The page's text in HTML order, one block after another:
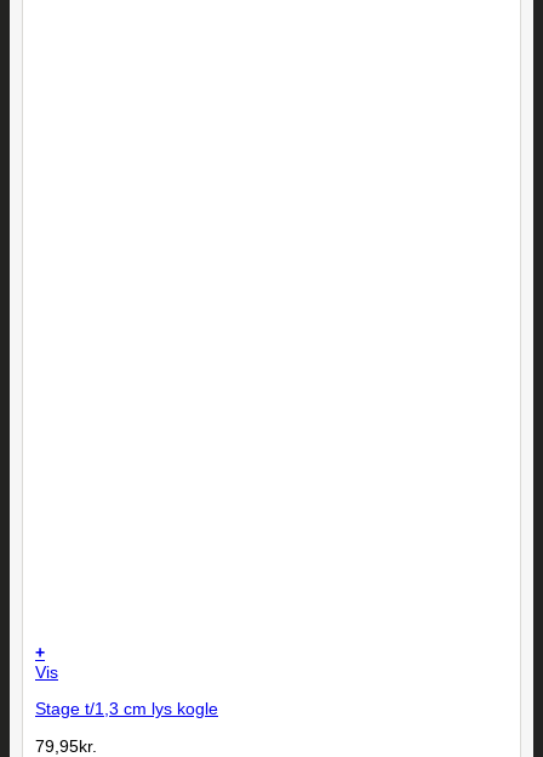
+
Vis
Stage t/1,3 cm lys kogle
79,95kr.